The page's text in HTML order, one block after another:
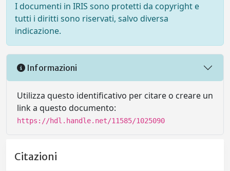
I documenti in IRIS sono protetti da copyright e
tutti i diritti sono riservati, salvo diversa
indicazione.
Informazioni
Utilizza questo identificativo per citare o creare un
link a questo documento:
https://hdl.handle.net/11585/1025090
Citazioni